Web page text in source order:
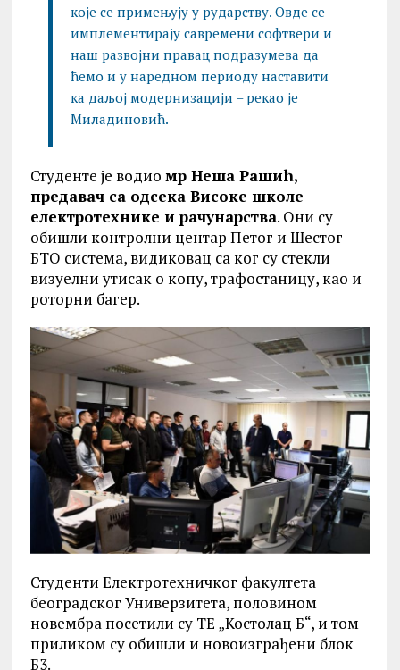
које се примењују у рударству. Овде се
имплементирају савремени софтвери и
наш развојни правац подразумева да
ћемо и у наредном периоду наставити
ка даљој модернизацији – рекао је
Миладиновић.
Студенте је водио мр Неша Рашић,
предавач са одсека Високе школе
електротехнике и рачунарства. Они су
обишли контролни центар Петог и Шестог
БТО система, видиковац са ког су стекли
визуелни утисак о копу, трафостаницу, као и
роторни багер.
Студенти Електротехничког факултета
београдског Универзитета, половином
новембра посетили су ТЕ „Костолац Б“, и том
приликом су обишли и новоизграђени блок
Б3.